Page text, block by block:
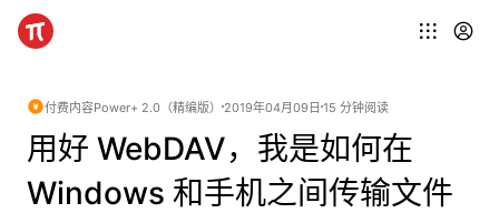
付费内容Power+ 2.0（精编版） 2019年04月09日 15 分钟阅读
用好 WebDAV，我是如何在
Windows 和手机之间传输文件